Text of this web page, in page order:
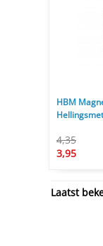
HBM
4,35
3,95
Laatst